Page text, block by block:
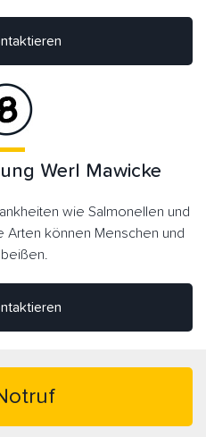
kontaktieren
Werl Mawicke
wie Salmonellen und
Arten können Menschen und